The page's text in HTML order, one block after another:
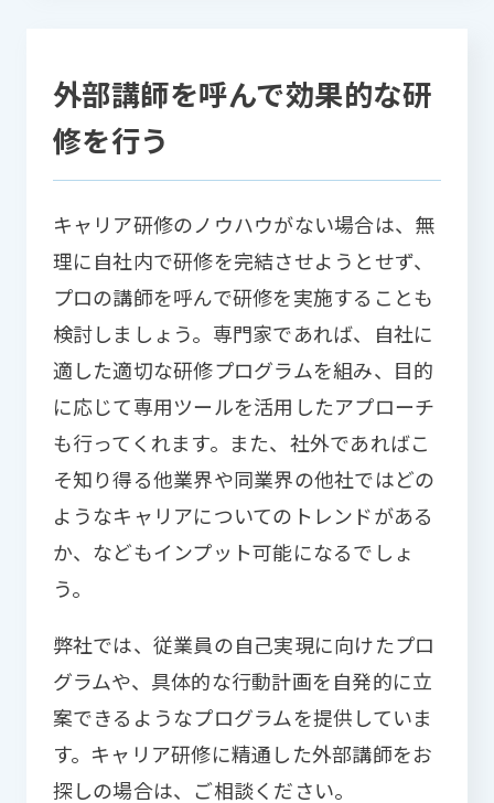
外部講師を呼んで効果的な研
修を行う
キャリア研修のノウハウがない場合は、無
理に自社内で研修を完結させようとせず、
プロの講師を呼んで研修を実施することも
検討しましょう。専門家であれば、自社に
適した適切な研修プログラムを組み、目的
に応じて専用ツールを活用したアプローチ
も行ってくれます。また、社外であればこ
そ知り得る他業界や同業界の他社ではどの
ようなキャリアについてのトレンドがある
か、などもインプット可能になるでしょ
う。
弊社では、従業員の自己実現に向けたプロ
グラムや、具体的な行動計画を自発的に立
案できるようなプログラムを提供していま
す。キャリア研修に精通した外部講師をお
探しの場合は、ご相談ください。